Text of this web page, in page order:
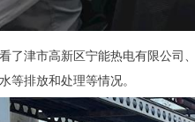
了津市高新区宁能热电有限公司
等排放和处理等情况。